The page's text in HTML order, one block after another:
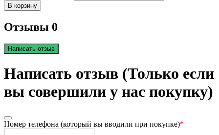
В корзину
Отзывы 0
Написать отзыв
Написать отзыв (Только если
вы совершили у нас покупку)
Номер телефона (который вы вводили при покупке)*